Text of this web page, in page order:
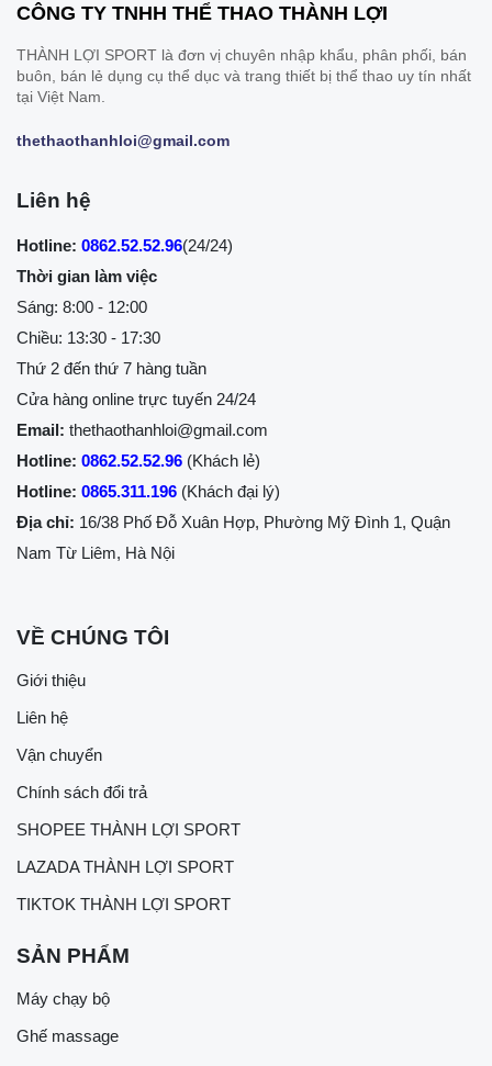
CÔNG TY TNHH THỂ THAO THÀNH LỢI
THÀNH LỢI SPORT là đơn vị chuyên nhập khẩu, phân phối, bán
buôn, bán lẻ dụng cụ thể dục và trang thiết bị thể thao uy tín nhất
tại Việt Nam.
thethaothanhloi@gmail.com
Liên hệ
Hotline: 0862.52.52.96(24/24)
Thời gian làm việc
Sáng: 8:00 - 12:00
Chiều: 13:30 - 17:30
Thứ 2 đến thứ 7 hàng tuần
Cửa hàng online trực tuyến 24/24
Email: thethaothanhloi@gmail.com
Hotline: 0862.52.52.96 (Khách lẻ)
Hotline: 0865.311.196 (Khách đại lý)
Địa chỉ: 16/38 Phố Đỗ Xuân Hợp, Phường Mỹ Đình 1, Quận
Nam Từ Liêm, Hà Nội
VỀ CHÚNG TÔI
Giới thiệu
Liên hệ
Vận chuyển
Chính sách đổi trả
SHOPEE THÀNH LỢI SPORT
LAZADA THÀNH LỢI SPORT
TIKTOK THÀNH LỢI SPORT
SẢN PHẨM
Máy chạy bộ
Ghế massage